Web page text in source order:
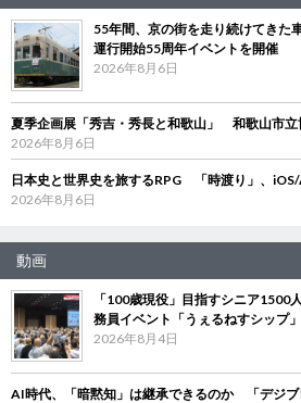
55年間、京の街を走り続けてきた
運行開始55周年イベントを開催
2026年8月6日
夏季企画展「秀吉・秀長と和歌山」 和歌山市立
2026年8月6日
日本史と世界史を旅するRPG 「時渡り」、
2026年8月6日
動画
「100歳現役」目指すシニア
務員イベント「うぇるねすシップ」
2026年8月4日
AI時代、「暗黙知」は継承できるのか 「デジ